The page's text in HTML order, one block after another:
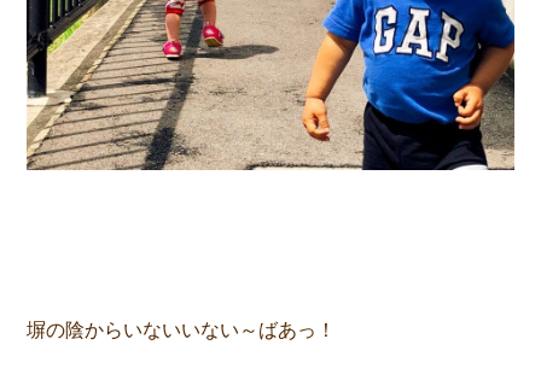
塀の陰からいないいない～ばあっ！